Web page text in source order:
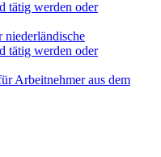
tätig werden oder
tätig werden oder
Arbeitnehmer aus dem